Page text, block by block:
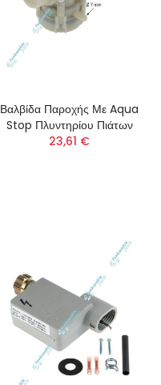
Βαλβίδα Παροχής Με Aqua
Stop Πλυντηρίου Πιάτων
23,61 €